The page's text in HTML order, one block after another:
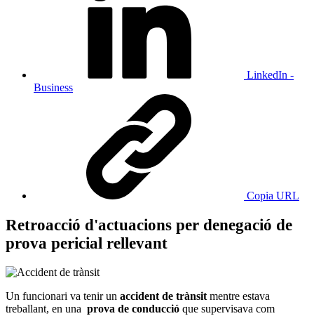
LinkedIn -
Business
Copia URL
Retroacció d'actuacions per denegació de
prova pericial rellevant
Un funcionari va tenir un accident de trànsit mentre estava
treballant, en una prova de conducció que supervisava com